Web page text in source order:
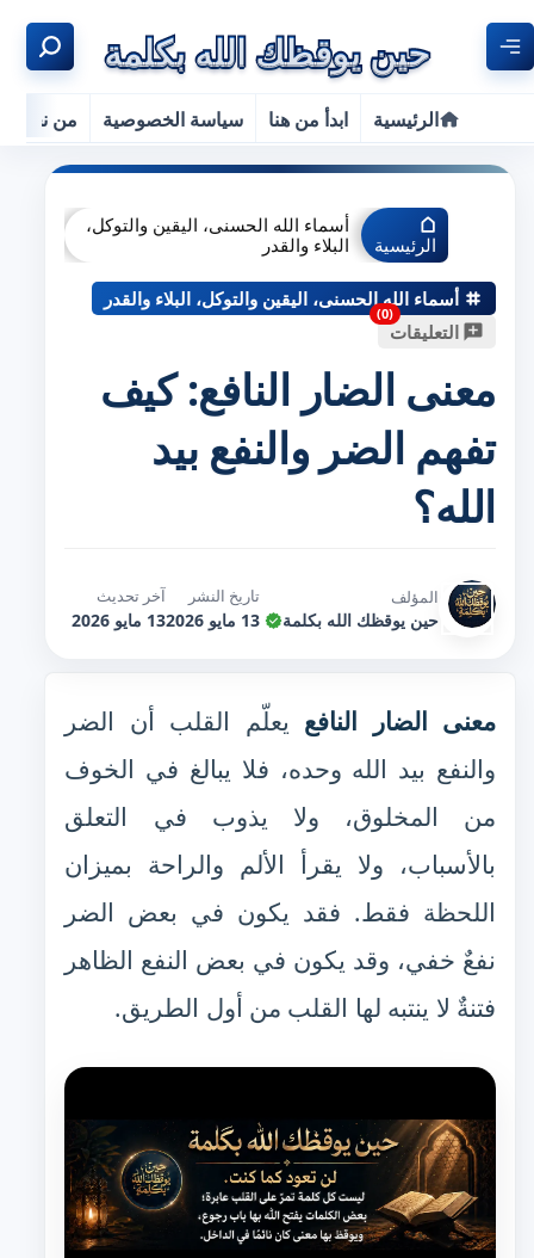
الرئيسية ابدأ من هنا سياسة الخصوصية من نحن
الرئيسية
أسماء الله الحسنى، اليقين والتوكل،
البلاء والقدر
أسماء الله الحسنى، اليقين والتوكل، البلاء والقدر
التعليقات
معنى الضار النافع: كيف
تفهم الضر والنفع بيد
الله؟
المؤلف
حين يوقظك الله بكلمة
تاريخ النشر
13 مايو 2026
آخر تحديث
13 مايو 2026
معنى الضار النافع يعلّم القلب أن الضر
والنفع بيد الله وحده، فلا يبالغ في الخوف
من المخلوق، ولا يذوب في التعلق
بالأسباب، ولا يقرأ الألم والراحة بميزان
اللحظة فقط. فقد يكون في بعض الضر
نفعٌ خفي، وقد يكون في بعض النفع الظاهر
فتنةٌ لا ينتبه لها القلب من أول الطريق.